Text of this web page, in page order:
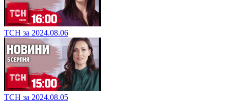
ТСН за 2024.08.06
ТСН за 2024.08.05